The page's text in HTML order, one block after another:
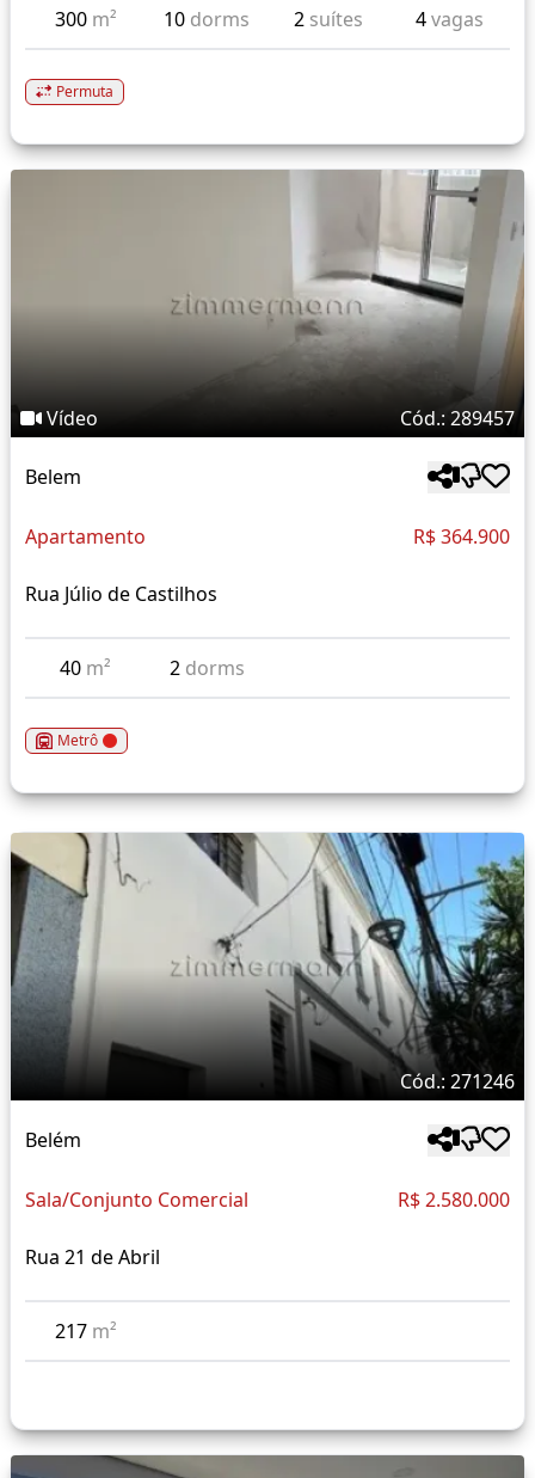
300 m² 10 dorms 2 suítes 4vagas
Permuta
Vídeo Cód.: 289457
Belem
Apartamento R$ 364.900
Rua Júlio de Castilhos
40 m² 2 dorms
Metrô
Cód.: 271246
Belém
Sala/Conjunto Comercial R$ 2.580.000
Rua 21 de Abril
217 m²